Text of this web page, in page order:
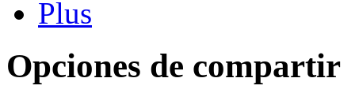
Opciones de compartir